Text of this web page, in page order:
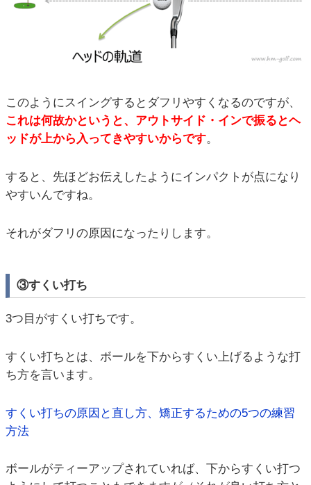
このようにスイングするとダフリやすくなるのですが、
これは何故かというと、アウトサイド・インで振るとヘ
ッドが上から入ってきやすいからです。
すると、先ほどお伝えしたようにインパクトが点になり
やすいんですね。
それがダフリの原因になったりします。
③すくい打ち
3つ目がすくい打ちです。
すくい打ちとは、ボールを下からすくい上げるような打
ち方を言います。
すくい打ちの原因と直し方、矯正するための5つの練習
方法
ボールがティーアップされていれば、下からすくい打つ